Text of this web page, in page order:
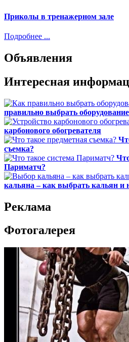
Приколы в тренажерном зале
Подробнее ...
Объявления
Интересная
правильно выбрать
карбонового обогревателя
съемка?
Париматч?
кальяна – как выбрать кальян и
Реклама
Фотогалерея